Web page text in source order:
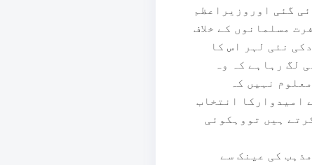
گئی اوروزیراعظم
مسلمانوں کے خلاف
نئی لہر اس کا
لگ رہاہے کہ وہ
نہیں کہ
امیدوارکا انتخاب
ہیں تووہکوئی
کی عینک سے